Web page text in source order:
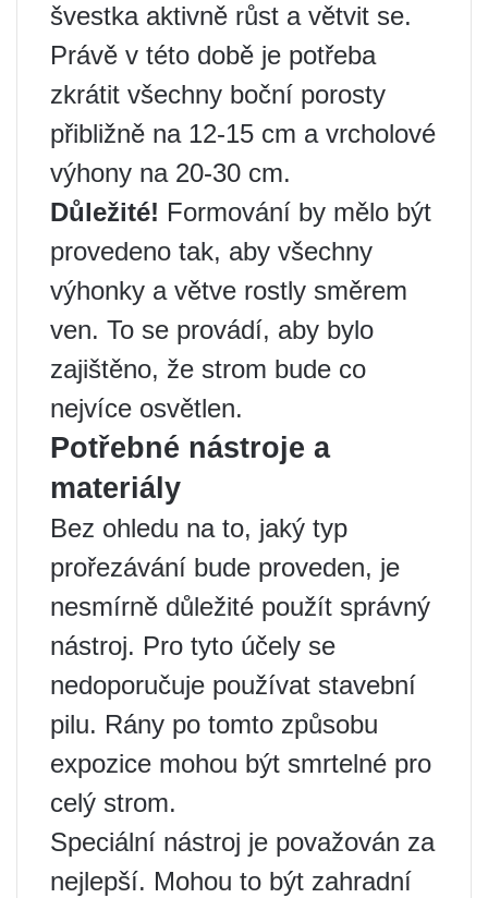
švestka aktivně růst a větvit se.
Právě v této době je potřeba
zkrátit všechny boční porosty
přibližně na 12-15 cm a vrcholové
výhony na 20-30 cm.
Důležité! Formování by mělo být
provedeno tak, aby všechny
výhonky a větve rostly směrem
ven. To se provádí, aby bylo
zajištěno, že strom bude co
nejvíce osvětlen.
Potřebné nástroje a
materiály
Bez ohledu na to, jaký typ
prořezávání bude proveden, je
nesmírně důležité použít správný
nástroj. Pro tyto účely se
nedoporučuje používat stavební
pilu. Rány po tomto způsobu
expozice mohou být smrtelné pro
celý strom.
Speciální nástroj je považován za
nejlepší. Mohou to být zahradní